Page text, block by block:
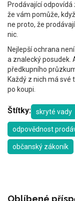
Prodávající
že vám pomůže,
ne proto, že
nic.
Nejlepší ochrana
a znalecký posudek.
předkupního
Každý z nich má své
po koupi.
Štítky: skryté vady
odpovědnost
občanský zákoník